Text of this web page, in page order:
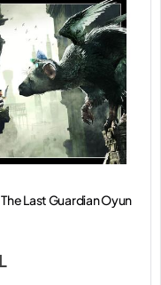
The Last Guardian Oyun